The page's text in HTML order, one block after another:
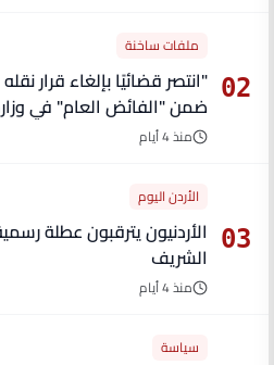
02
ملفات ساخنة
ضمن "الفائض العام" في
منذ 4 أيام
03
الأردن اليوم
الأردنيون يترقبون عطلة
الشريف
منذ 4 أيام
سياسة